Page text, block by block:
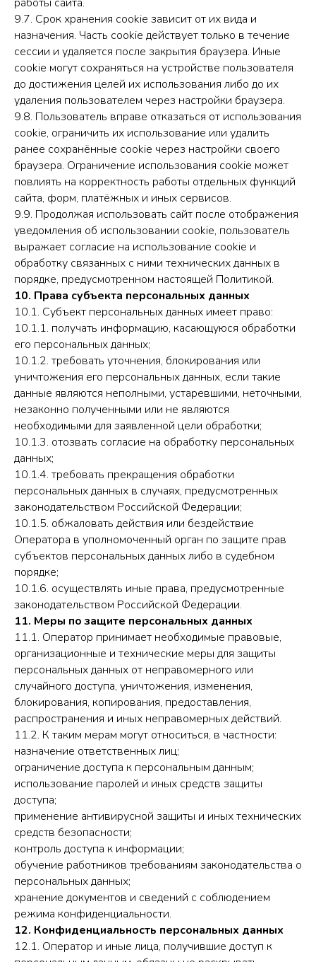
9.7. Срок хранения cookie зависит от их вида и
назначения. Часть cookie действует только в течение
сессии и удаляется после закрытия браузера. Иные
cookie могут сохраняться на устройстве пользователя
до достижения целей их использования либо до их
удаления пользователем через настройки браузера.
9.8. Пользователь вправе отказаться от использования
cookie, ограничить их использование или удалить
ранее сохранённые cookie через настройки своего
браузера. Ограничение использования cookie может
повлиять на корректность работы отдельных функций
сайта, форм, платёжных и иных сервисов.
9.9. Продолжая использовать сайт после отображения
уведомления об использовании cookie, пользователь
выражает согласие на использование cookie и
обработку связанных с ними технических данных в
порядке, предусмотренном настоящей Политикой.
10. Права субъекта персональных данных
10.1. Субъект персональных данных имеет право:
10.1.1. получать информацию, касающуюся обработки
его персональных данных;
10.1.2. требовать уточнения, блокирования или
уничтожения его персональных данных, если такие
данные являются неполными, устаревшими, неточными,
незаконно полученными или не являются
необходимыми для заявленной цели обработки;
10.1.3. отозвать согласие на обработку персональных
данных;
10.1.4. требовать прекращения обработки
персональных данных в случаях, предусмотренных
законодательством Российской Федерации;
10.1.5. обжаловать действия или бездействие
Оператора в уполномоченный орган по защите прав
субъектов персональных данных либо в судебном
порядке;
10.1.6. осуществлять иные права, предусмотренные
законодательством Российской Федерации.
11. Меры по защите персональных данных
11.1. Оператор принимает необходимые правовые,
организационные и технические меры для защиты
персональных данных от неправомерного или
случайного доступа, уничтожения, изменения,
блокирования, копирования, предоставления,
распространения и иных неправомерных действий.
11.2. К таким мерам могут относиться, в частности:
назначение ответственных лиц;
ограничение доступа к персональным данным;
использование паролей и иных средств защиты
доступа;
применение антивирусной защиты и иных технических
средств безопасности;
контроль доступа к информации;
обучение работников требованиям законодательства о
персональных данных;
хранение документов и сведений с соблюдением
режима конфиденциальности.
12. Конфиденциальность персональных данных
12.1. Оператор и иные лица, получившие доступ к